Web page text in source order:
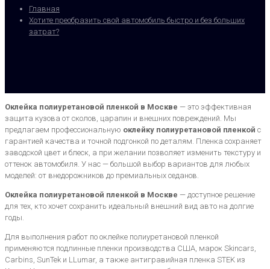
Главная
Хотите преобразить свой автомобиль быстро и без больших
затрат?
Оклейка полиуретановой пленкой в Москве — это эффективная
защита кузова от сколов, царапин и внешних повреждений. Мы
предлагаем профессиональную оклейку полиуретановой пленкой с
гарантией качества и точной подгонкой по деталям. Пленка сохраняет
заводской цвет и блеск, а при желании позволяет изменить текстуру и
оттенок автомобиля. У нас — большой выбор вариантов для любых
моделей: от внедорожников до премиальных седанов.
Оклейка полиуретановой пленкой в Москве — доступное решение
для тех, кто хочет сохранить идеальный внешний вид авто на долгие
годы.
Для выполнения работ по оклейке полиуретановой пленкой
применяются подлинные пленки производства США, марок Skincars,
Carbins, SunTek и LLumar, а также антигравийная пленка STEK из